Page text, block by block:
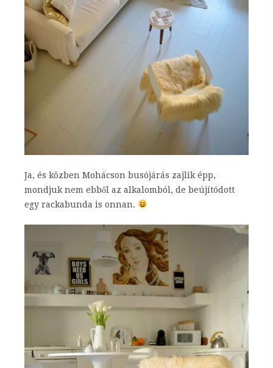
Ja, és közben Mohácson busójárás zajlik épp,
mondjuk nem ebből az alkalomból, de beújítódott
egy rackabunda is onnan.